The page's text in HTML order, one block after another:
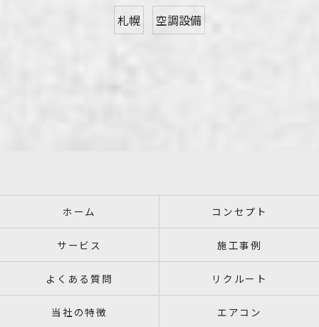
札幌 空調設備
ホーム コンセプト
サービス 施工事例
よくある質問 リクルート
当社の特徴 エアコン